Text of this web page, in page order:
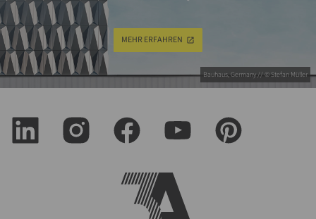
Bauhaus, Germany // © Stefan Müller
MEHR ERFAHREN